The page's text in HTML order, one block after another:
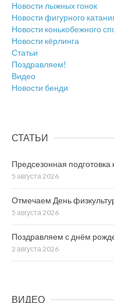
Новости лыжных гонок
Новости фигурного
Новости конькобежного
Новости кёрлинга
Статьи
Поздравляем!
Видео
Новости бенди
СТАТЬИ
Предсезонная подготовка
5 августа 2026
Отмечаем День
5 августа 2026
Поздравляем с днём
2 августа 2026
ВИДЕО